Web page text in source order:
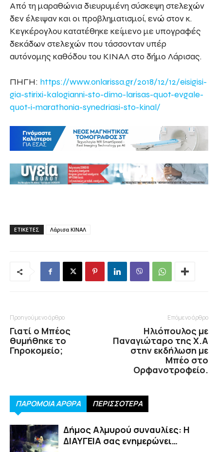
Από τη μαραθώνια διευρυμένη σύσκεψη στελεχών
δεν έλειψαν και οι προβληματισμοί, ενώ στον κ.
Κεγκέρογλου κατατέθηκε κείμενο με υπογραφές
δεκάδων στελεχών που τάσσονταν υπέρ
αυτόνομης καθόδου του ΚΙΝΑΛ στο δήμο Λάρισας.
ΠΗΓΗ: https://www.onlarissa.gr/2018/12/12/eisigisi-
gia-stirixi-kalogianni-sto-dimo-larisas-quot-evgale-
quot-i-marathonia-synedriasi-sto-kinal/
ΕΤΙΚΕΤΕΣ Λάρισα ΚΙΝΑΛ
Προηγούμενο άρθρο
Γιατί ο Μπέος
θυμήθηκε το
Γηροκομείο;
Επόμενο άρθρο
Ηλιόπουλος με
Παναγιώταρο της Χ.Α
στην εκδήλωση με
Μπέο στο
Ορφανοτροφείο.
ΠΑΡΟΜΟΙΑ ΑΡΘΡΑ ΠΕΡΙΣΣΟΤΕΡΑ
Δήμος Αλμυρού συναυλίες: Η
ΔΙΑΥΓΕΙΑ σας ενημερώνει…